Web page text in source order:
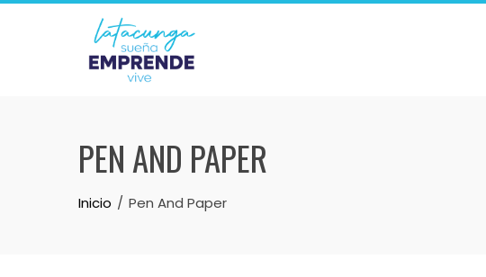
Skip
PEN AND PAPER
Inicio Pen And Paper